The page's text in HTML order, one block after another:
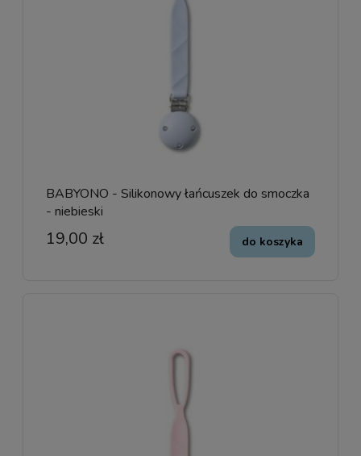
BABYONO - Silikonowy łańcuszek do smoczka
- niebieski
19,00 zł do koszyka